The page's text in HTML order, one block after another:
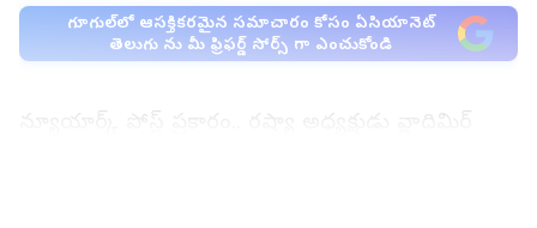
గూగుల్‌లో ఆసక్తికరమైన సమాచారం కోసం ఏసియానెట్
తెలుగు ను మీ ఫ్రిఫర్డ్ సోర్స్ గా ఎంచుకోండి